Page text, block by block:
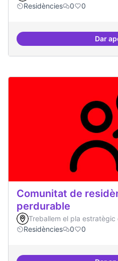
Residències
0 0
Dar
Comunitat de
perdurable
Treballem el pla estratègic
Residències
0 0